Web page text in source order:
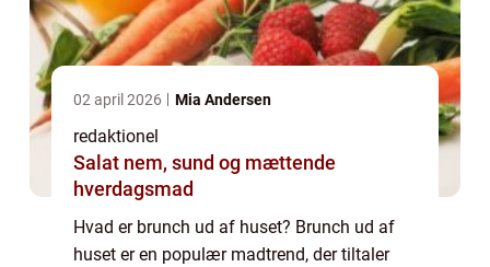
02 april 2026 Mia Andersen
redaktionel
Salat nem, sund og mættende
hverdagsmad
Hvad er brunch ud af huset? Brunch ud af
huset er en populær madtrend, der tiltaler